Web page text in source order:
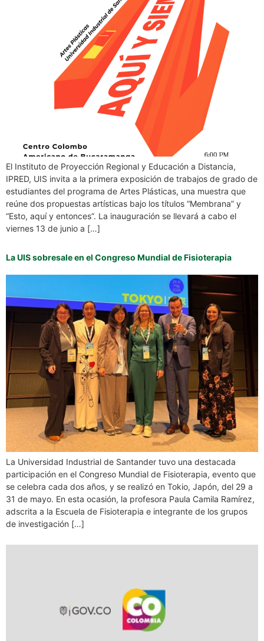
El Instituto de Proyección Regional y Educación a Distancia,
IPRED, UIS invita a la primera exposición de trabajos de grado de
estudiantes del programa de Artes Plásticas, una muestra que
reúne dos propuestas artísticas bajo los títulos “Membrana” y
“Esto, aquí y entonces”. La inauguración se llevará a cabo el
viernes 13 de junio a […]
La UIS sobresale en el Congreso Mundial de Fisioterapia
La Universidad Industrial de Santander tuvo una destacada
participación en el Congreso Mundial de Fisioterapia, evento que
se celebra cada dos años, y se realizó en Tokio, Japón, del 29 a
31 de mayo. En esta ocasión, la profesora Paula Camila Ramírez,
adscrita a la Escuela de Fisioterapia e integrante de los grupos
de investigación […]